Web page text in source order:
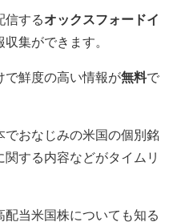
信するオックスフォードイ
集ができます。
で鮮度の高い情報が無料で
でおなじみの米国の個別銘
する内容などがタイムリ
当米国株についても知る